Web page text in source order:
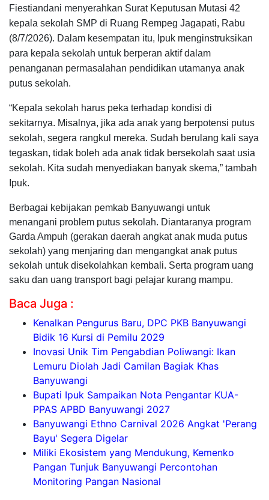
Fiestiandani menyerahkan Surat Keputusan Mutasi 42
kepala sekolah SMP di Ruang Rempeg Jagapati, Rabu
(8/7/2026). Dalam kesempatan itu, Ipuk menginstruksikan
para kepala sekolah untuk berperan aktif dalam
penanganan permasalahan pendidikan utamanya anak
putus sekolah.
“Kepala sekolah harus peka terhadap kondisi di
sekitarnya. Misalnya, jika ada anak yang berpotensi putus
sekolah, segera rangkul mereka. Sudah berulang kali saya
tegaskan, tidak boleh ada anak tidak bersekolah saat usia
sekolah. Kita sudah menyediakan banyak skema,” tambah
Ipuk.
Berbagai kebijakan pemkab Banyuwangi untuk
menangani problem putus sekolah. Diantaranya program
Garda Ampuh (gerakan daerah angkat anak muda putus
sekolah) yang menjaring dan mengangkat anak putus
sekolah untuk disekolahkan kembali. Serta program uang
saku dan uang transport bagi pelajar kurang mampu.
Baca Juga :
Kenalkan Pengurus Baru, DPC PKB Banyuwangi
Bidik 16 Kursi di Pemilu 2029
Inovasi Unik Tim Pengabdian Poliwangi: Ikan
Lemuru Diolah Jadi Camilan Bagiak Khas
Banyuwangi
Bupati Ipuk Sampaikan Nota Pengantar KUA-
PPAS APBD Banyuwangi 2027
Banyuwangi Ethno Carnival 2026 Angkat 'Perang
Bayu' Segera Digelar
Miliki Ekosistem yang Mendukung, Kemenko
Pangan Tunjuk Banyuwangi Percontohan
Monitoring Pangan Nasional